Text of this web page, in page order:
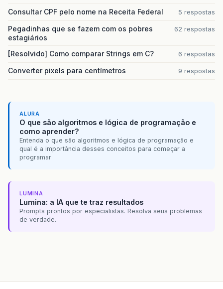
Consultar CPF pelo nome na Receita Federal 5 respostas
Pegadinhas que se fazem com os pobres
estagiários
62 respostas
[Resolvido] Como comparar Strings em C? 6 respostas
Converter pixels para centímetros 9 respostas
ALURA
O que são algoritmos e lógica de programação e
como aprender?
Entenda o que são algoritmos e lógica de programação e
qual é a importância desses conceitos para começar a
programar
LUMINA
Lumina: a IA que te traz resultados
Prompts prontos por especialistas. Resolva seus problemas
de verdade.